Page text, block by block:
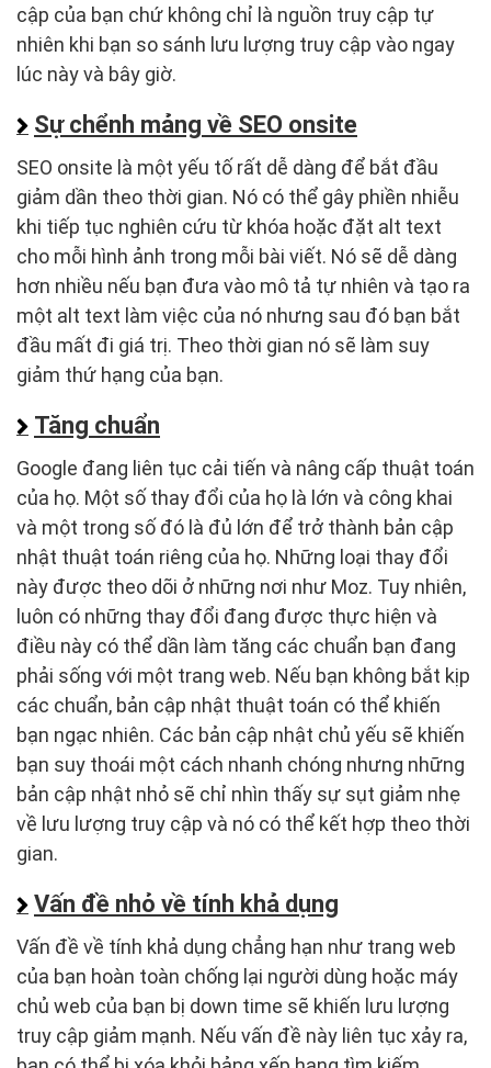
cập của bạn chứ không chỉ là nguồn truy cập tự
nhiên khi bạn so sánh lưu lượng truy cập vào ngay
lúc này và bây giờ.
Sự chểnh mảng về SEO onsite
SEO onsite là một yếu tố rất dễ dàng để bắt đầu
giảm dần theo thời gian. Nó có thể gây phiền nhiễu
khi tiếp tục nghiên cứu từ khóa hoặc đặt alt text
cho mỗi hình ảnh trong mỗi bài viết. Nó sẽ dễ dàng
hơn nhiều nếu bạn đưa vào mô tả tự nhiên và tạo ra
một alt text làm việc của nó nhưng sau đó bạn bắt
đầu mất đi giá trị. Theo thời gian nó sẽ làm suy
giảm thứ hạng của bạn.
Tăng chuẩn
Google đang liên tục cải tiến và nâng cấp thuật toán
của họ. Một số thay đổi của họ là lớn và công khai
và một trong số đó là đủ lớn để trở thành bản cập
nhật thuật toán riêng của họ. Những loại thay đổi
này được theo dõi ở những nơi như Moz. Tuy nhiên,
luôn có những thay đổi đang được thực hiện và
điều này có thể dần làm tăng các chuẩn bạn đang
phải sống với một trang web. Nếu bạn không bắt kịp
các chuẩn, bản cập nhật thuật toán có thể khiến
bạn ngạc nhiên. Các bản cập nhật chủ yếu sẽ khiến
bạn suy thoái một cách nhanh chóng nhưng những
bản cập nhật nhỏ sẽ chỉ nhìn thấy sự sụt giảm nhẹ
về lưu lượng truy cập và nó có thể kết hợp theo thời
gian.
Vấn đề nhỏ về tính khả dụng
Vấn đề về tính khả dụng chẳng hạn như trang web
của bạn hoàn toàn chống lại người dùng hoặc máy
chủ web của bạn bị down time sẽ khiến lưu lượng
truy cập giảm mạnh. Nếu vấn đề này liên tục xảy ra,